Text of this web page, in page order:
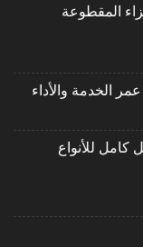
المقطوعة
الخدمة والأداء
للأنواع